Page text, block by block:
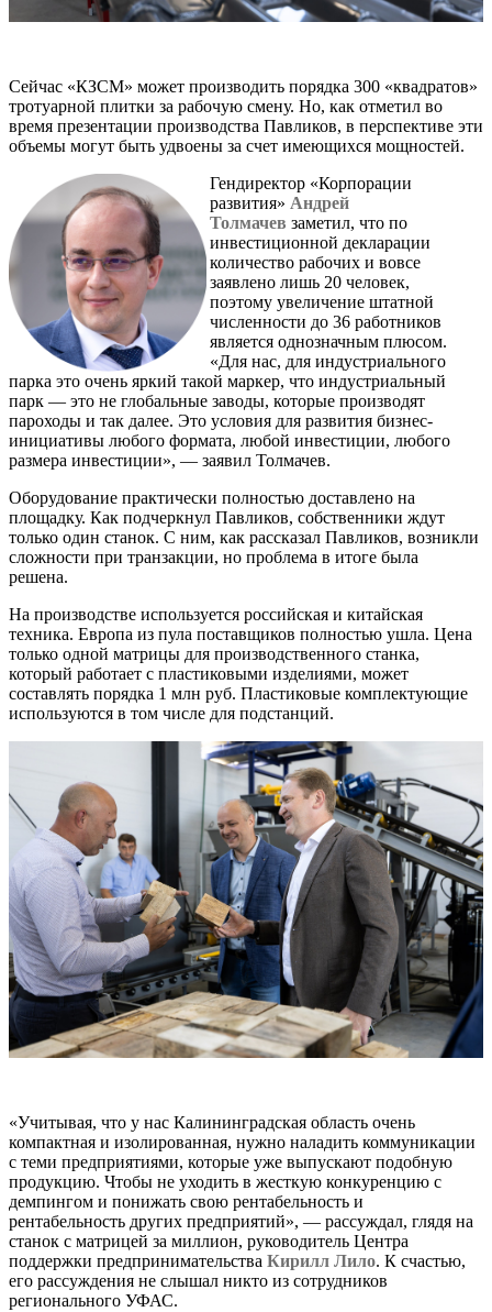
Сейчас «КЗСМ» может производить порядка 300 «квадратов»
тротуарной плитки за рабочую смену. Но, как отметил во
время презентации производства Павликов, в перспективе эти
объемы могут быть удвоены за счет имеющихся мощностей.
Гендиректор «Корпорации
развития» Андрей
Толмачев заметил, что по
инвестиционной декларации
количество рабочих и вовсе
заявлено лишь 20 человек,
поэтому увеличение штатной
численности до 36 работников
является однозначным плюсом.
«Для нас, для индустриального
парка это очень яркий такой маркер, что индустриальный
парк — это не глобальные заводы, которые производят
пароходы и так далее. Это условия для развития бизнес-
инициативы любого формата, любой инвестиции, любого
размера инвестиции», — заявил Толмачев.
Оборудование практически полностью доставлено на
площадку. Как подчеркнул Павликов, собственники ждут
только один станок. С ним, как рассказал Павликов, возникли
сложности при транзакции, но проблема в итоге была
решена.
На производстве используется российская и китайская
техника. Европа из пула поставщиков полностью ушла. Цена
только одной матрицы для производственного станка,
который работает с пластиковыми изделиями, может
составлять порядка 1 млн руб. Пластиковые комплектующие
используются в том числе для подстанций.
«Учитывая, что у нас Калининградская область очень
компактная и изолированная, нужно наладить коммуникации
с теми предприятиями, которые уже выпускают подобную
продукцию. Чтобы не уходить в жесткую конкуренцию с
демпингом и понижать свою рентабельность и
рентабельность других предприятий», — рассуждал, глядя на
станок с матрицей за миллион, руководитель Центра
поддержки предпринимательства Кирилл Лило. К счастью,
его рассуждения не слышал никто из сотрудников
регионального УФАС.